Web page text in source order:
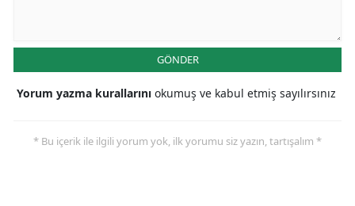
GÖNDER
Yorum yazma kurallarını okumuş ve kabul etmiş sayılırsınız
* Bu içerik ile ilgili yorum yok, ilk yorumu siz yazın, tartışalım *